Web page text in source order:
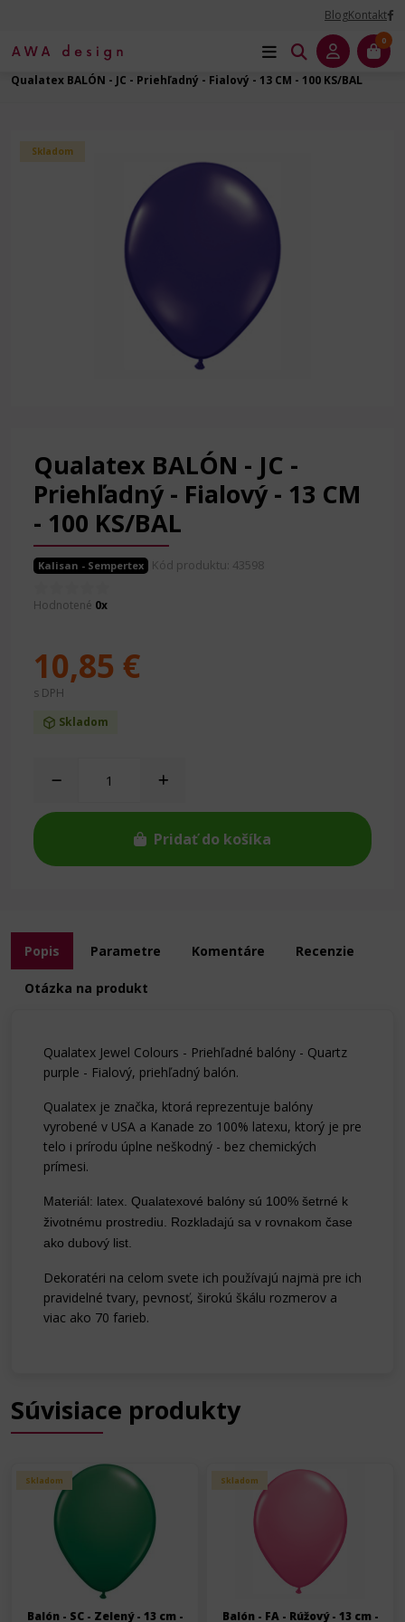
BlogKontakt
0
Balóny dekoračné
Guľatý - 5" - 13 cm
Qualatex BALÓN - JC - Priehľadný - Fialový - 13 CM - 100 KS/BAL
Skladom
Qualatex BALÓN - JC -
Priehľadný - Fialový - 13 CM
- 100 KS/BAL
Kalisan - Sempertex Kód produktu: 43598
Hodnotené 0x
Skladom
10,85 €
s DPH
Pridať do košíka
Popis Parametre Komentáre Recenzie
Otázka na produkt
Qualatex Jewel Colours - Priehľadné balóny - Quartz
purple - Fialový, priehľadný balón.
Qualatex je značka, ktorá reprezentuje balóny
vyrobené v USA a Kanade zo 100% latexu, ktorý je pre
telo i prírodu úplne neškodný - bez chemických
prímesi.
Materiál: latex. Qualatexové balóny sú 100% šetrné k
životnému prostrediu. Rozkladajú sa v rovnakom čase
ako dubový list.
Dekoratéri na celom svete ich používajú najmä pre ich
pravidelné tvary, pevnosť, širokú škálu rozmerov a
viac ako 70 farieb.
Súvisiace produkty
Skladom
Balón - SC - Zelený - 13 cm -
Skladom
Balón - FA - Rúžový - 13 cm -